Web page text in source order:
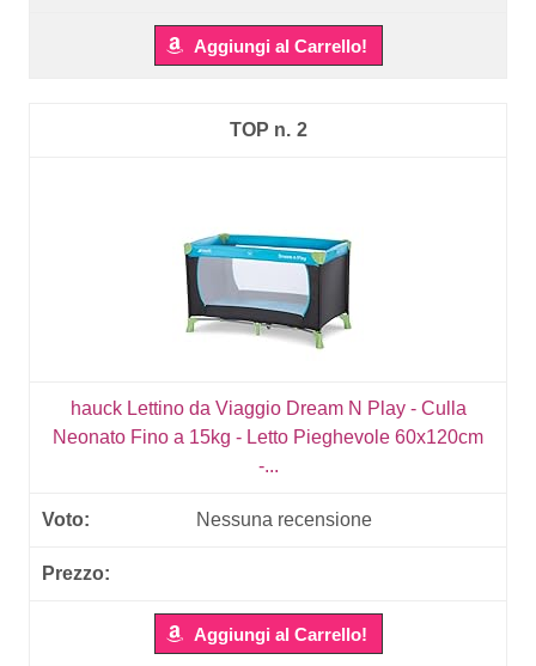
Aggiungi al Carrello!
2
hauck Lettino da Viaggio Dream N Play - Culla
Neonato Fino a 15kg - Letto Pieghevole 60x120cm
-...
Nessuna recensione
Aggiungi al Carrello!